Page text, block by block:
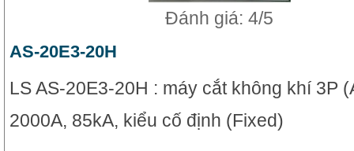
Đánh giá: 4/5
AS-20E3-20H
LS AS-20E3-20H : máy cắt không khí 3P
2000A, 85kA, kiểu cố định (Fixed)